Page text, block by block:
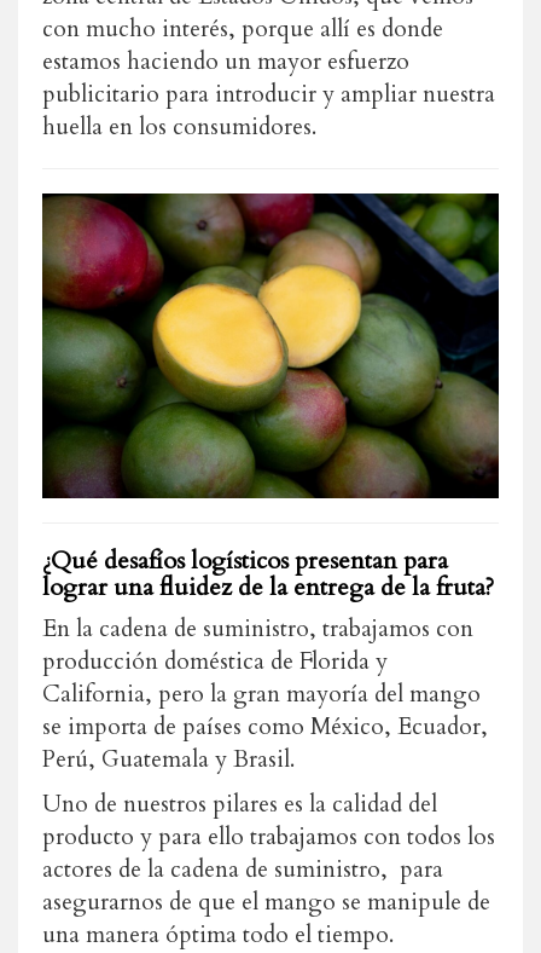
con mucho interés, porque allí es donde
estamos haciendo un mayor esfuerzo
publicitario para introducir y ampliar nuestra
huella en los consumidores.
¿Qué desafíos logísticos presentan para
lograr una fluidez de la entrega de la fruta?
En la cadena de suministro, trabajamos con
producción doméstica de Florida y
California, pero la gran mayoría del mango
se importa de países como México, Ecuador,
Perú, Guatemala y Brasil.
Uno de nuestros pilares es la calidad del
producto y para ello trabajamos con todos los
actores de la cadena de suministro, para
asegurarnos de que el mango se manipule de
una manera óptima todo el tiempo.